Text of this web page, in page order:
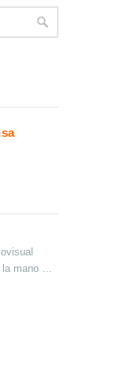
mano de